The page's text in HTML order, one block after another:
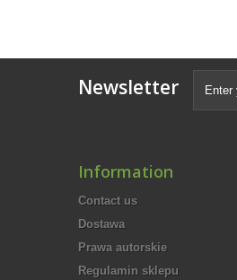
Newsletter
Information
Contact us
Dostawa
Prawa autorskie
Regulamin sklepu